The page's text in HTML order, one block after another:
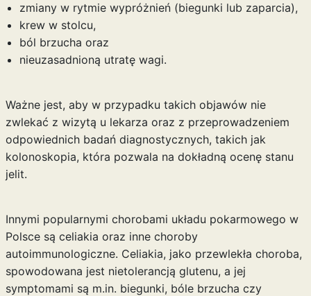
zmiany w rytmie wypróżnień (biegunki lub zaparcia),
krew w stolcu,
ból brzucha oraz
nieuzasadnioną utratę wagi.
Ważne jest, aby w przypadku takich objawów nie
zwlekać z wizytą u lekarza oraz z przeprowadzeniem
odpowiednich badań diagnostycznych, takich jak
kolonoskopia, która pozwala na dokładną ocenę stanu
jelit.
Innymi popularnymi chorobami układu pokarmowego w
Polsce są celiakia oraz inne choroby
autoimmunologiczne. Celiakia, jako przewlekła choroba,
spowodowana jest nietolerancją glutenu, a jej
symptomami są m.in. biegunki, bóle brzucha czy